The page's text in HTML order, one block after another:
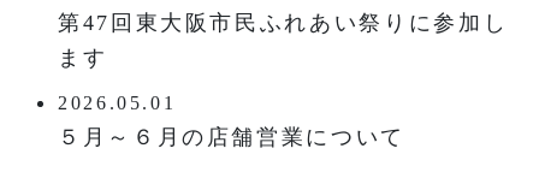
第47回東大阪市民ふれあい祭りに参加し
ます
2026.05.01
５月～６月の店舗営業について